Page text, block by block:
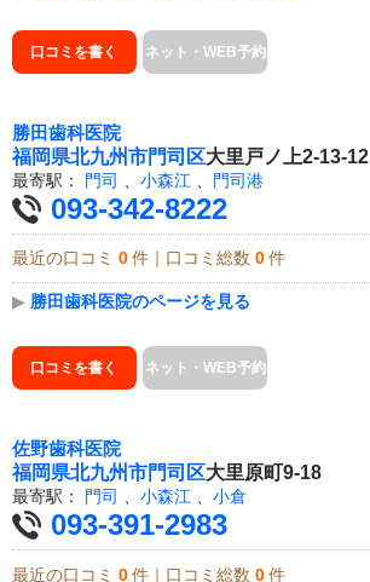
口コミを書く ネット・WEB予約
勝田歯科医院
福岡県北九州市門司区大里戸ノ上2-13-12
最寄駅： 門司 小森江 門司港
093-342-8222
最近の口コミ 0 件｜口コミ総数 0 件
▶ 勝田歯科医院のページを見る
口コミを書く ネット・WEB予約
佐野歯科医院
福岡県北九州市門司区大里原町9-18
最寄駅： 門司 、 小森江 、 小倉
093-391-2983
最近の口コミ 0 件｜口コミ総数 0 件